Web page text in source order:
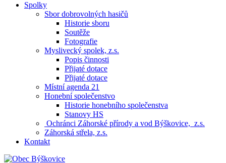
Spolky
Sbor dobrovolných hasičů
Historie sboru
Soutěže
Fotografie
Myslivecký spolek, z.s.
Popis činnosti
Přijaté dotace
Přijaté dotace
Místní agenda 21
Honební společenstvo
Historie honebního společenstva
Stanovy HS
Ochránci Záhorské přírody a vod Býškovice, z.s.
Záhorská střela, z.s.
Kontakt